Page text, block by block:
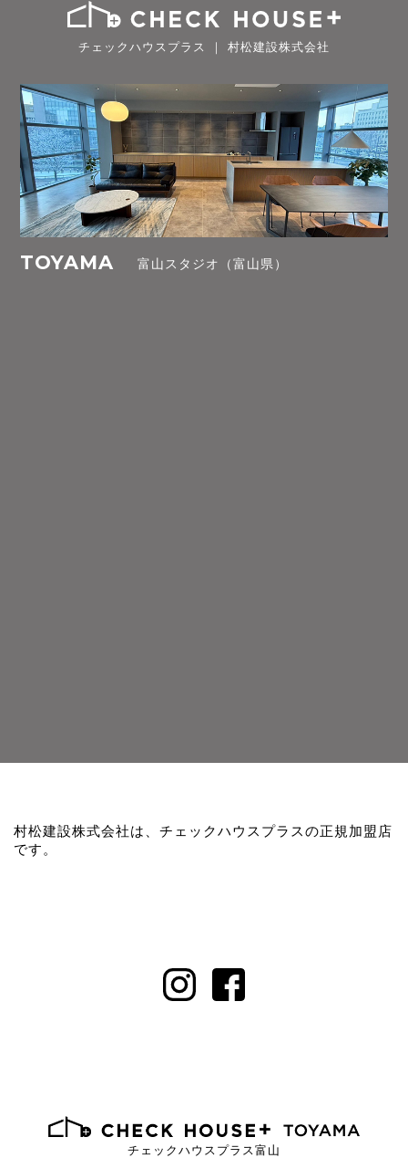
チェックハウスプラス ｜ 村松建設株式会社
TOYAMA 富山スタジオ（富山県）
村松建設株式会社は、チェックハウスプラスの正規加盟店
です。
チェックハウスプラス富山